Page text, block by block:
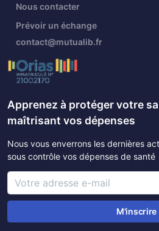
Nous contacter
Prévoir un échange
contact@mutualib.fr
Apprenez à protéger votre
maîtrisant vos dépenses
Nous vous enverrons les dernières
sous contrôle vos dépenses de santé
M'inscrire